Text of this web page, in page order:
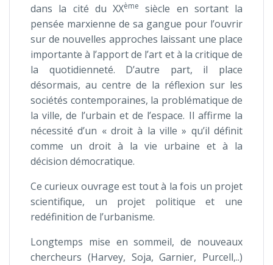
dans la cité du XXème
siècle en sortant la
pensée marxienne de sa gangue pour l’ouvrir
sur de nouvelles approches laissant une place
importante à l’apport de l’art et à la critique de
la quotidienneté. D’autre part, il place
désormais, au centre de la réflexion sur les
sociétés contemporaines, la problématique de
la ville, de l’urbain et de l’espace. Il affirme la
nécessité d’un « droit à la ville » qu’il définit
comme un droit à la vie urbaine et à la
décision démocratique.
Ce curieux ouvrage est tout à la fois un projet
scientifique, un projet politique et une
redéfinition de l’urbanisme.
Longtemps mise en sommeil, de nouveaux
chercheurs (Harvey, Soja, Garnier, Purcell,..)